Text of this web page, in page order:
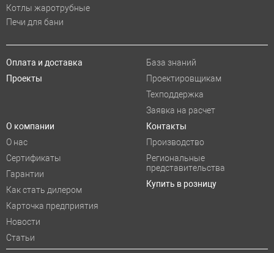
Котлы жаротрубные
Печи для бани
Оплата и доставка
Проекты
База знаний
Проектировщикам
Техподдержка
Заявка на расчет
О компании
О нас
Сертификаты
Гарантии
Как стать дилером
Карточка предприятия
Новости
Статьи
Контакты
Производство
Региональные
представительства
Купить в розницу